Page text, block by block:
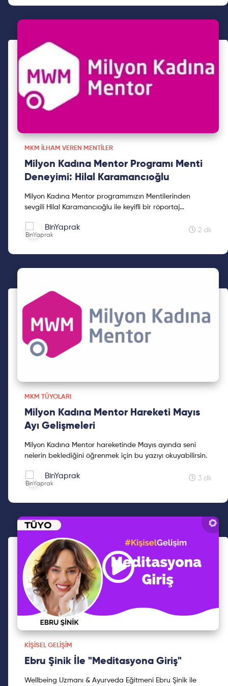
MKM İLHAM VEREN MENTILER
Milyon Kadına Mentor Programı Menti
Deneyimi: Hilal Karamancıoğlu
Milyon Kadına Mentor programımızın Mentilerinden
sevgili Hilal Karamancıoğlu ile keyifli bir röportaj
kaçırmayın!!
BinYaprak 2 dk
MKM TÜYOLARI
Milyon Kadına Mentor Hareketi Mayıs
Ayı Gelişmeleri
Milyon Kadına Mentor hareketinde Mayıs ayında seni
nelerin beklediğini öğrenmek için bu yazıyı okuyabilirsin.
BinYaprak 3 dk
KIŞISEL GELIŞIM
Ebru Şinik İle "Meditasyona Giriş"
Wellbeing Uzmanı & Ayurveda Eğitmeni Ebru Şinik ile